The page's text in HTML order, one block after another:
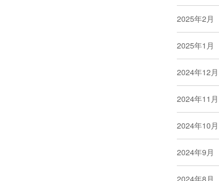
2025年2月
2025年1月
2024年12月
2024年11月
2024年10月
2024年9月